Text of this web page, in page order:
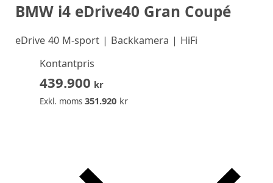
BMW i4 eDrive40 Gran Coupé
eDrive 40 M-sport | Backkamera | HiFi
Kontantpris
439.900 kr
Exkl. moms 351.920kr